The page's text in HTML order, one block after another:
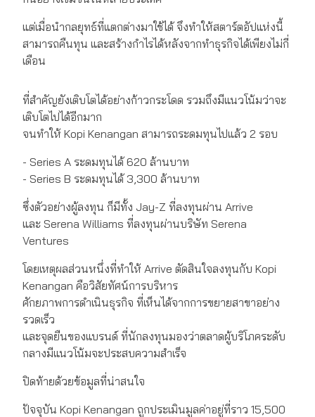
แต่เมื่อนำกลยุทธ์ที่แตกต่างมาใช้ได้ จึงทำให้สตาร์ตอัปแห่งนี้
สามารถคืนทุน และสร้างกำไรได้หลังจากทำธุรกิจได้เพียงไม่กี่
เดือน
ที่สำคัญยังเติบโตได้อย่างก้าวกระโดด รวมถึงมีแนวโน้มว่าจะ
เติบโตไปได้อีกมาก
จนทำให้ Kopi Kenangan สามารถระดมทุนไปแล้ว 2 รอบ
- Series A ระดมทุนได้ 620 ล้านบาท
- Series B ระดมทุนได้ 3,300 ล้านบาท
ซึ่งตัวอย่างผู้ลงทุน ก็มีทั้ง Jay-Z ที่ลงทุนผ่าน Arrive
และ Serena Williams ที่ลงทุนผ่านบริษัท Serena
Ventures
โดยเหตุผลส่วนหนึ่งที่ทำให้ Arrive ตัดสินใจลงทุนกับ Kopi
Kenangan คือวิสัยทัศน์การบริหาร
ศักยภาพการดำเนินธุรกิจ ที่เห็นได้จากการขยายสาขาอย่าง
รวดเร็ว
และจุดยืนของแบรนด์ ที่นักลงทุนมองว่าตลาดผู้บริโภคระดับ
กลางมีแนวโน้มจะประสบความสำเร็จ
ปิดท้ายด้วยข้อมูลที่น่าสนใจ
ปัจจุบัน Kopi Kenangan ถูกประเมินมูลค่าอยู่ที่ราว 15,500